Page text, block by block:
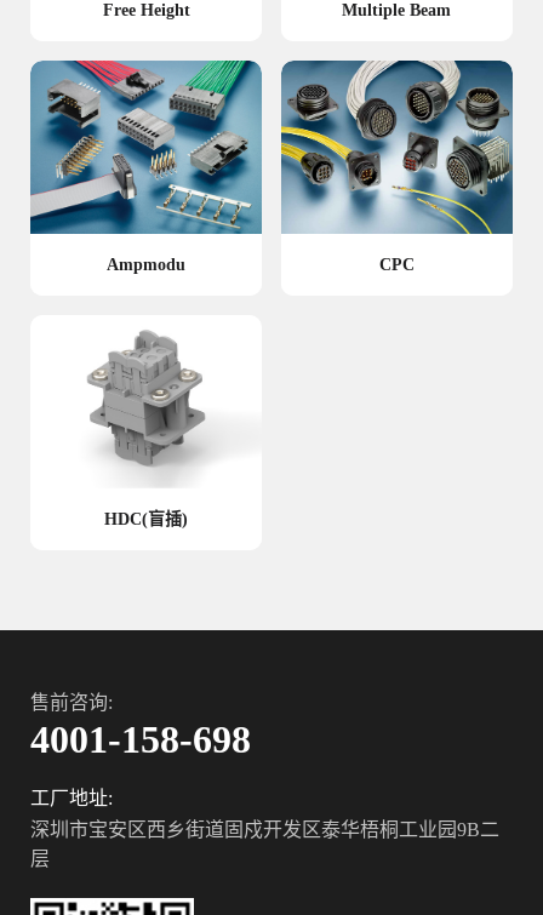
Free Height Multiple Beam
Ampmodu CPC
HDC(盲插)
售前咨询:
4001-158-698
工厂地址:
深圳市宝安区西乡街道固戍开发区泰华梧桐工业园9B二
层